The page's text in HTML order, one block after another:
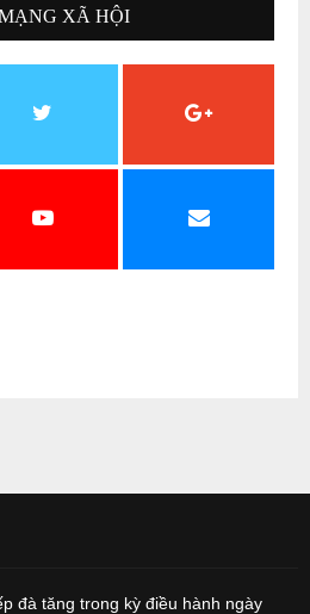
XÃ HỘI
đà tăng trong kỳ điều hành ngày